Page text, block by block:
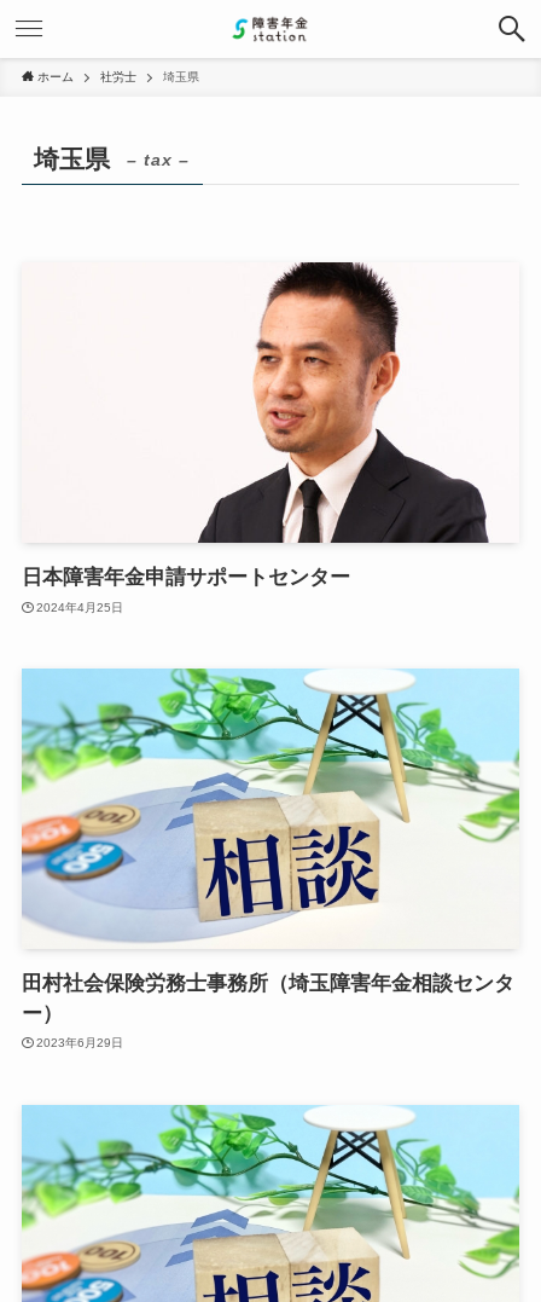
ホーム 社労士 埼玉県
埼玉県 – tax –
日本障害年金申請サポートセンター
2024年4月25日
田村社会保険労務士事務所（埼玉障害年金相談センタ
ー）
2023年6月29日